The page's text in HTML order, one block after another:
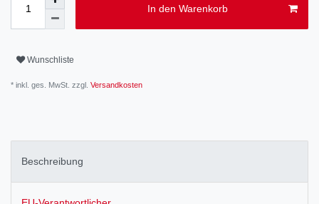
In den Warenkorb
Wunschliste
* inkl. ges. MwSt. zzgl. Versandkosten
Beschreibung